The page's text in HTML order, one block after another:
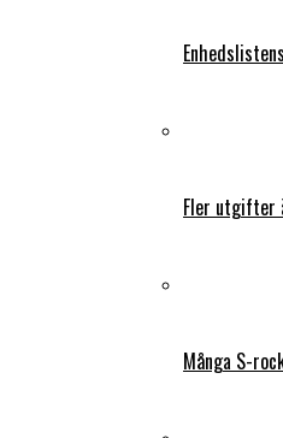
Fler utgifter
Många S-